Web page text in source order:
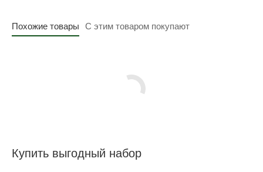
Похожие товары С этим товаром покупают
Купить выгодный набор